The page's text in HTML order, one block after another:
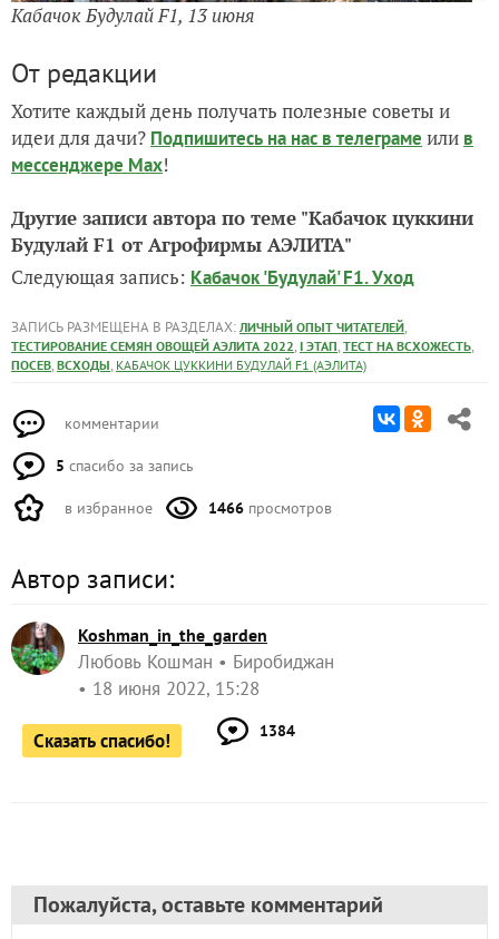
Кабачок Будулай F1, 13 июня
От редакции
Хотите каждый день получать полезные советы и
идеи для дачи? Подпишитесь на нас в телеграме или в
мессенджере Max!
Другие записи автора по теме "Кабачок цуккини
Будулай F1 от Агрофирмы АЭЛИТА"
Следующая запись: Кабачок 'Будулай' F1. Уход
ЗАПИСЬ РАЗМЕЩЕНА В РАЗДЕЛАХ: ЛИЧНЫЙ ОПЫТ ЧИТАТЕЛЕЙ,
ТЕСТИРОВАНИЕ СЕМЯН ОВОЩЕЙ АЭЛИТА 2022, I ЭТАП, ТЕСТ НА ВСХОЖЕСТЬ,
ПОСЕВ, ВСХОДЫ, КАБАЧОК ЦУККИНИ БУДУЛАЙ F1 (АЭЛИТА)
комментарии
5 спасибо за запись
в избранное 1466 просмотров
Автор записи:
Koshman_in_the_garden
Любовь Кошман
Биробиджан
18 июня 2022, 15:28
Сказать спасибо! 1384
Пожалуйста, оставьте комментарий